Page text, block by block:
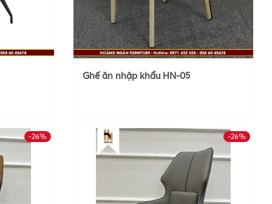
Ghế ăn nhập khẩu HN-05
-26% -26%